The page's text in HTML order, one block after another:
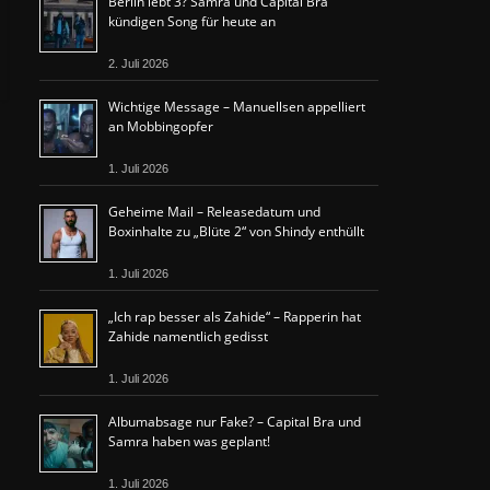
kündigen Song für heute an
2. Juli 2026
Wichtige Message – Manuellsen appelliert
an Mobbingopfer
1. Juli 2026
Geheime Mail – Releasedatum und
Boxinhalte zu „Blüte 2“ von Shindy enthüllt
1. Juli 2026
„Ich rap besser als Zahide“ – Rapperin hat
Zahide namentlich gedisst
1. Juli 2026
Albumabsage nur Fake? – Capital Bra und
Samra haben was geplant!
1. Juli 2026